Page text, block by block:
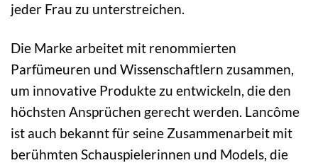
jeder Frau zu unterstreichen.
Die Marke arbeitet mit renommierten
Parfümeuren und Wissenschaftlern zusammen,
um innovative Produkte zu entwickeln, die den
höchsten Ansprüchen gerecht werden. Lancôme
ist auch bekannt für seine Zusammenarbeit mit
berühmten Schauspielerinnen und Models, die